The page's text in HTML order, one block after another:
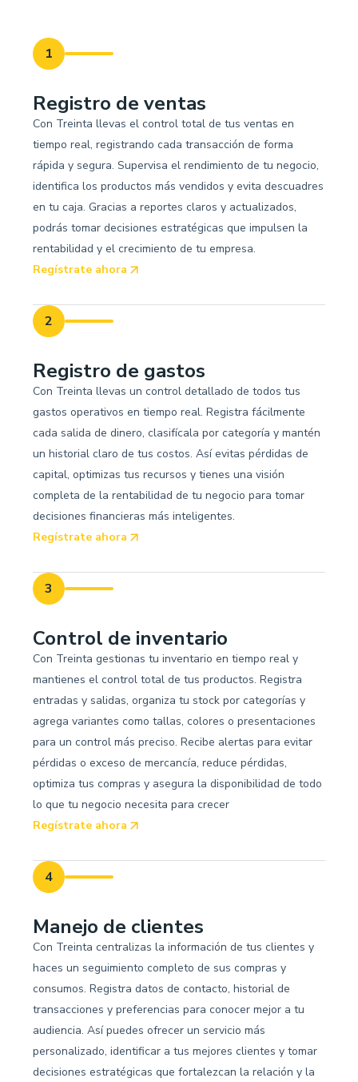
1
Registro de ventas
Con Treinta llevas el control total de tus ventas en
tiempo real, registrando cada transacción de forma
rápida y segura. Supervisa el rendimiento de tu negocio,
identifica los productos más vendidos y evita descuadres
en tu caja. Gracias a reportes claros y actualizados,
podrás tomar decisiones estratégicas que impulsen la
rentabilidad y el crecimiento de tu empresa.
Regístrate ahora
2
Registro de gastos
Con Treinta llevas un control detallado de todos tus
gastos operativos en tiempo real. Registra fácilmente
cada salida de dinero, clasifícala por categoría y mantén
un historial claro de tus costos. Así evitas pérdidas de
capital, optimizas tus recursos y tienes una visión
completa de la rentabilidad de tu negocio para tomar
decisiones financieras más inteligentes.
Regístrate ahora
3
Control de inventario
Con Treinta gestionas tu inventario en tiempo real y
mantienes el control total de tus productos. Registra
entradas y salidas, organiza tu stock por categorías y
agrega variantes como tallas, colores o presentaciones
para un control más preciso. Recibe alertas para evitar
pérdidas o exceso de mercancía, reduce pérdidas,
optimiza tus compras y asegura la disponibilidad de todo
lo que tu negocio necesita para crecer
Regístrate ahora
4
Manejo de clientes
Con Treinta centralizas la información de tus clientes y
haces un seguimiento completo de sus compras y
consumos. Registra datos de contacto, historial de
transacciones y preferencias para conocer mejor a tu
audiencia. Así puedes ofrecer un servicio más
personalizado, identificar a tus mejores clientes y tomar
decisiones estratégicas que fortalezcan la relación y la